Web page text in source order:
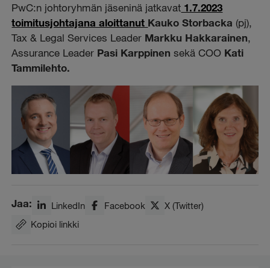
PwC:n johtoryhmän jäseninä jatkavat 1.7.2023
toimitusjohtajana aloittanut Kauko Storbacka (pj),
Tax & Legal Services Leader Markku Hakkarainen,
Assurance Leader Pasi Karppinen sekä COO Kati
Tammilehto.
Jaa: LinkedIn Facebook
X (Twitter)
Kopioi linkki